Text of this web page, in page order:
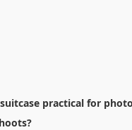
practical for